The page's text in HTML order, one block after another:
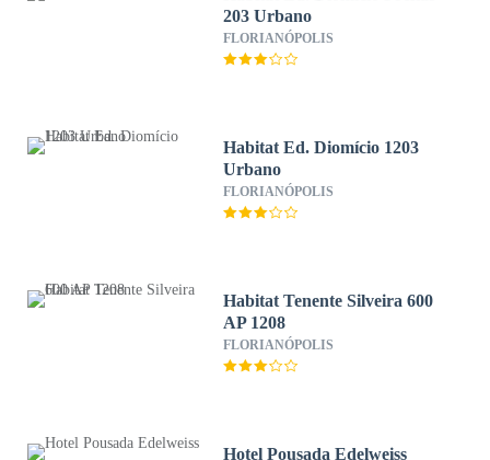
203 Urbano
FLORIANÓPOLIS
Habitat Ed. Diomício 1203
Urbano
FLORIANÓPOLIS
Habitat Tenente Silveira 600
AP 1208
FLORIANÓPOLIS
Hotel Pousada Edelweiss